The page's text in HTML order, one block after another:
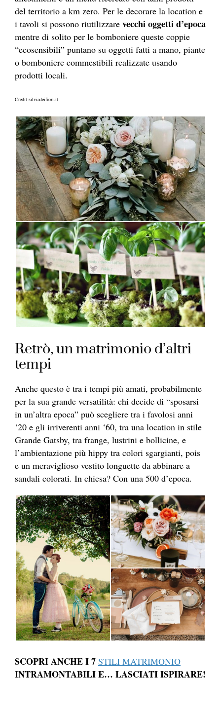
del territorio a km zero. Per le decorare la location e
i tavoli si possono riutilizzare vecchi oggetti d’epoca
mentre di solito per le bomboniere queste coppie
“ecosensibili” puntano su oggetti fatti a mano, piante
o bomboniere commestibili realizzate usando
prodotti locali.
Credit silviadeifiori.it
Retrò, un matrimonio d’altri
tempi
Anche questo è tra i tempi più amati, probabilmente
per la sua grande versatilità: chi decide di “sposarsi
in un’altra epoca” può scegliere tra i favolosi anni
‘20 e gli irriverenti anni ‘60, tra una location in stile
Grande Gatsby, tra frange, lustrini e bollicine, e
l’ambientazione più hippy tra colori sgargianti, pois
e un meraviglioso vestito longuette da abbinare a
sandali colorati. In chiesa? Con una 500 d’epoca.
SCOPRI ANCHE I 7 STILI MATRIMONIO
INTRAMONTABILI E… LASCIATI ISPIRARE!